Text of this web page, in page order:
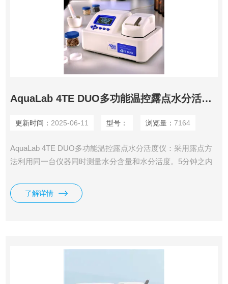
AquaLab 4TE DUO多功能温控露点水分活度仪
更新时间： 2025-06-11 型号： 浏览量： 7164
AquaLab 4TE DUO多功能温控露点水分活度仪：采用露点方
法利用同一台仪器同时测量水分含量和水分活度。5分钟之内
显的优势。
了解详情